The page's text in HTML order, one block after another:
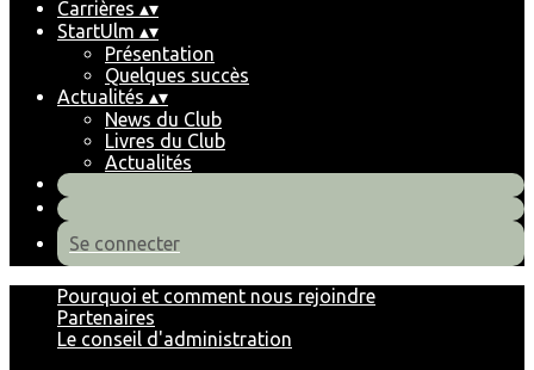
Carrières ▴▾
StartUlm ▴▾
Présentation
Quelques succès
Actualités ▴▾
News du Club
Livres du Club
Actualités
Se connecter
Pourquoi et comment nous rejoindre
Partenaires
Le conseil d'administration